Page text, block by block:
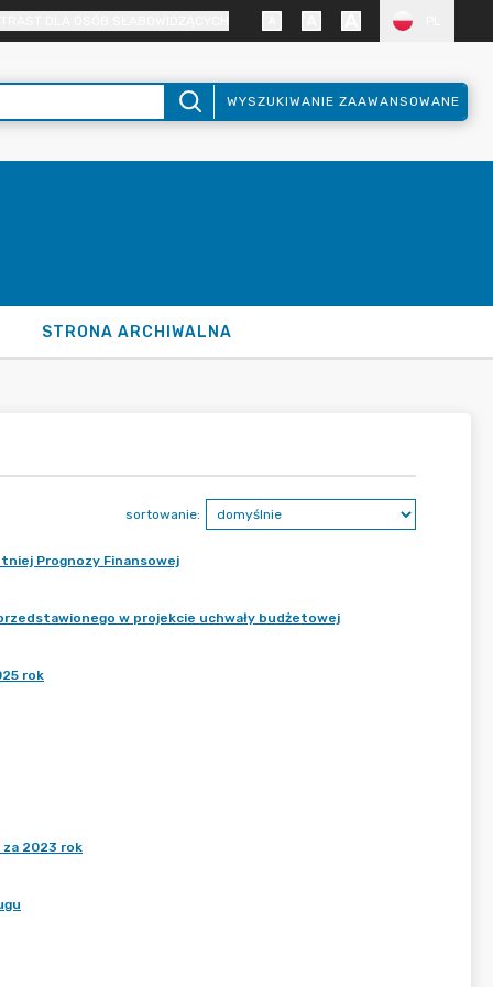
WYSZUKIWANIE ZAAWANSOWANE
STRONA ARCHIWALNA
sortowanie:
Prognozy Finansowej
w projekcie uchwały budżetowej
rok
za 2023 rok